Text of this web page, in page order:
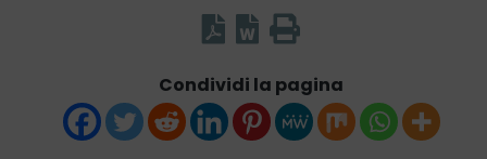
Condividi la pagina